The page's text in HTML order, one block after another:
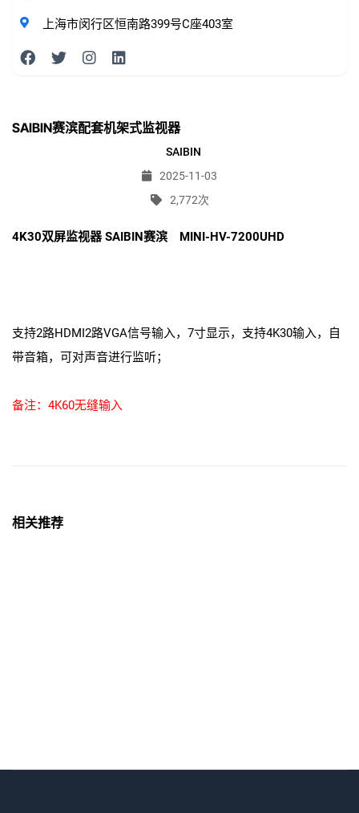
上海市闵行区恒南路399号C座403室
SAIBIN赛滨配套机架式监视器
SAIBIN
2025-11-03
2,772次
4K30双屏监视器 SAIBIN赛滨 MINI-HV-7200UHD
支持2路HDMI2路VGA信号输入，7寸显示，支持4K30输入，自
带音箱，可对声音进行监听；
备注：4K60无缝输入
相关推荐